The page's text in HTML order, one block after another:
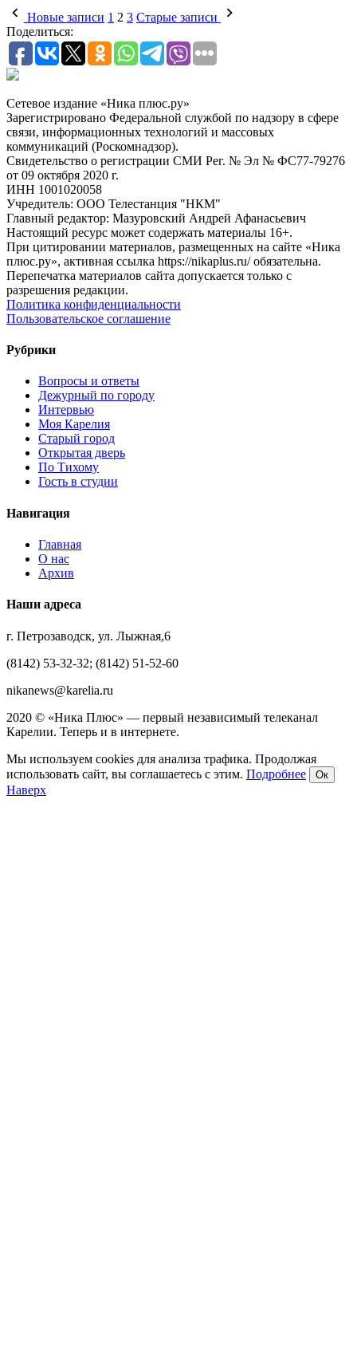
Новые записи 1 2 3 Старые записи
Поделиться:
Сетевое издание «Ника плюс.ру»
Зарегистрировано Федеральной службой по надзору в сфере
связи, информационных технологий и массовых
коммуникаций (Роскомнадзор).
Свидетельство о регистрации СМИ Рег. № Эл № ФС77-79276
от 09 октября 2020 г.
ИНН 1001020058
Учредитель: ООО Телестанция "НКМ"
Главный редактор: Мазуровский Андрей Афанасьевич
Настоящий ресурс может содержать материалы 16+.
При цитировании материалов, размещенных на сайте «Ника
плюс.ру», активная ссылка https://nikaplus.ru/ обязательна.
Перепечатка материалов сайта допускается только с
разрешения редакции.
Политика конфиденциальности
Пользовательское соглашение
Рубрики
Вопросы и ответы
Дежурный по городу
Интервью
Моя Карелия
Старый город
Открытая дверь
По Тихому
Гость в студии
Навигация
Главная
О нас
Архив
Наши адреса
г. Петрозаводск, ул. Лыжная,6
(8142) 53-32-32; (8142) 51-52-60
nikanews@karelia.ru
2020 © «Ника Плюс» — первый независимый телеканал
Карелии. Теперь и в интернете.
Мы используем cookies для анализа трафика. Продолжая
использовать сайт, вы соглашаетесь с этим. Подробнее Ок
Наверх